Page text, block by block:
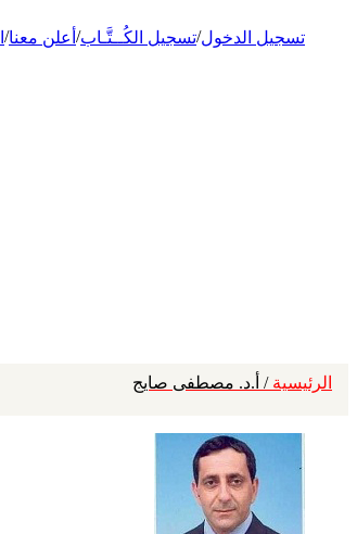
تسجيل الدخول/تسجيل الكُــتَّـاب/ أعلن معنا/
الرئيسية / أ.د. مصطفى صايج